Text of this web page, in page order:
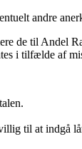
andre
de til Andel
i tilfælde af
til at indgå